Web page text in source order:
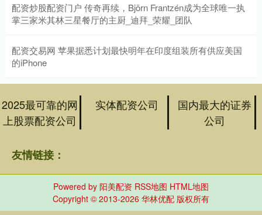
配资炒股配资门户 传奇再续，Björn Frantzén成为全球唯一执
掌三家米其林三星餐厅的主厨_迪拜_荣耀_团队
配资交易网 苹果据悉计划最快明年在印度组装所有供应美国
的iPhone
2025最可靠的网
上股票配资公司
实体配资公司
国内最大的证券
公司
友情链接：
Powered by 阳美配资 RSS地图 HTML地图
Copyright © 2013-2026 华林优配 版权所有